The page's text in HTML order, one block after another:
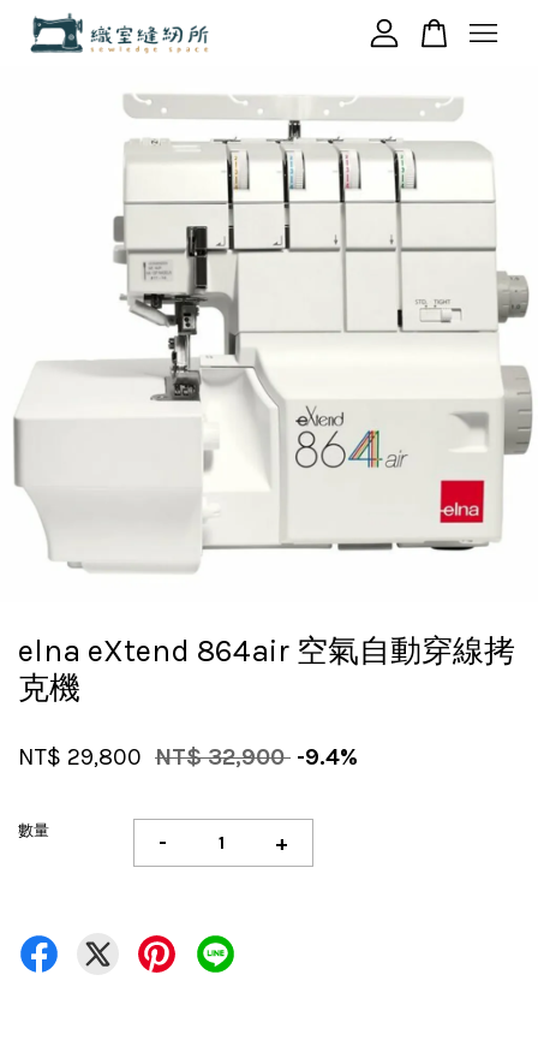
elna eXtend 864air 空氣自動穿線拷
克機
NT$ 29,800 NT$ 32,900 -9.4%
數量 - +
您的購物車目前還是空的。
繼續購物